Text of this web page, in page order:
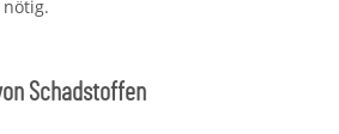
Schadstoffen